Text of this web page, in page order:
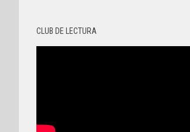
CLUB DE LECTURA